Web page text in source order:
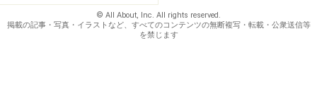
© All About, Inc. All rights reserved.
掲載の記事・写真・イラストなど、すべてのコンテンツの無断複写・転載・公衆送信等
を禁じます